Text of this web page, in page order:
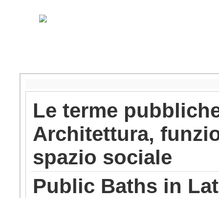
Le terme
Architettura,
spazio sociale
Public Baths in